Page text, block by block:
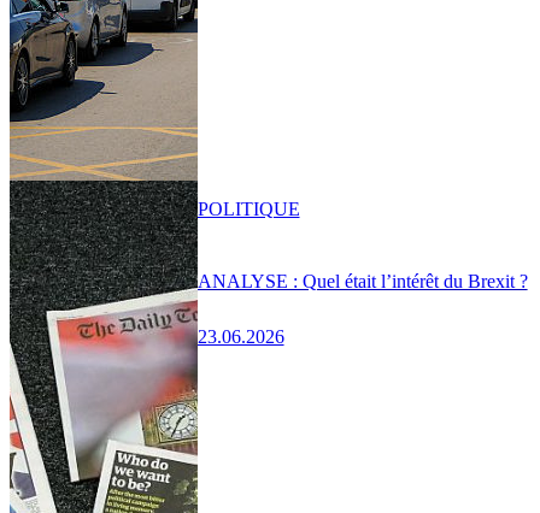
ANALYSE : Quel était l’intérêt du Brexit ?
23.06.2026
POLITIQUE